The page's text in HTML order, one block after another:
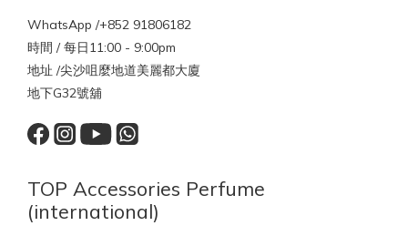
WhatsApp /+852 91806182
時間 / 每日11:00 - 9:00pm
地址 /尖沙咀麼地道美麗都大廈
地下G32號舖
TOP Accessories Perfume
(international)